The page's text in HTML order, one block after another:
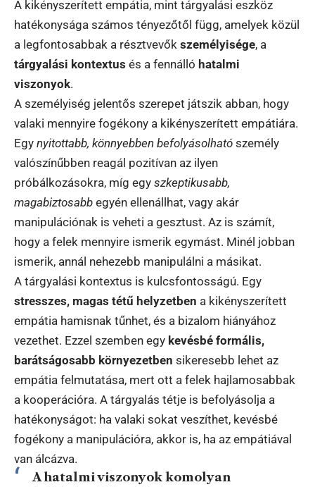
A kikényszerített empátia, mint tárgyalási eszköz
hatékonysága számos tényezőtől függ, amelyek közül
a legfontosabbak a résztvevők személyisége, a
tárgyalási kontextus és a fennálló hatalmi
viszonyok.
A személyiség jelentős szerepet játszik abban, hogy
valaki mennyire fogékony a kikényszerített empátiára.
Egy nyitottabb, könnyebben befolyásolható személy
valószínűbben reagál pozitívan az ilyen
próbálkozásokra, míg egy szkeptikusabb,
magabiztosabb egyén ellenállhat, vagy akár
manipulációnak is veheti a gesztust. Az is számít,
hogy a felek mennyire ismerik egymást. Minél jobban
ismerik, annál nehezebb manipulálni a másikat.
A tárgyalási kontextus is kulcsfontosságú. Egy
stresszes, magas tétű helyzetben a kikényszerített
empátia hamisnak tűnhet, és a bizalom hiányához
vezethet. Ezzel szemben egy kevésbé formális,
barátságosabb környezetben sikeresebb lehet az
empátia felmutatása, mert ott a felek hajlamosabbak
a kooperációra. A tárgyalás tétje is befolyásolja a
hatékonyságot: ha valaki sokat veszíthet, kevésbé
fogékony a manipulációra, akkor is, ha az empátiával
van álcázva.
A hatalmi viszonyok komolyan